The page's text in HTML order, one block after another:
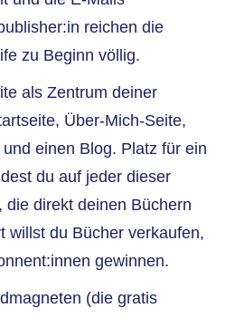
reichen die
zu Beginn völlig.
als Zentrum deiner
Über-Mich-Seite,
einen Blog. Platz für ein
du auf jeder dieser
die direkt deinen Büchern
willst du Bücher verkaufen,
gewinnen.
(die gratis